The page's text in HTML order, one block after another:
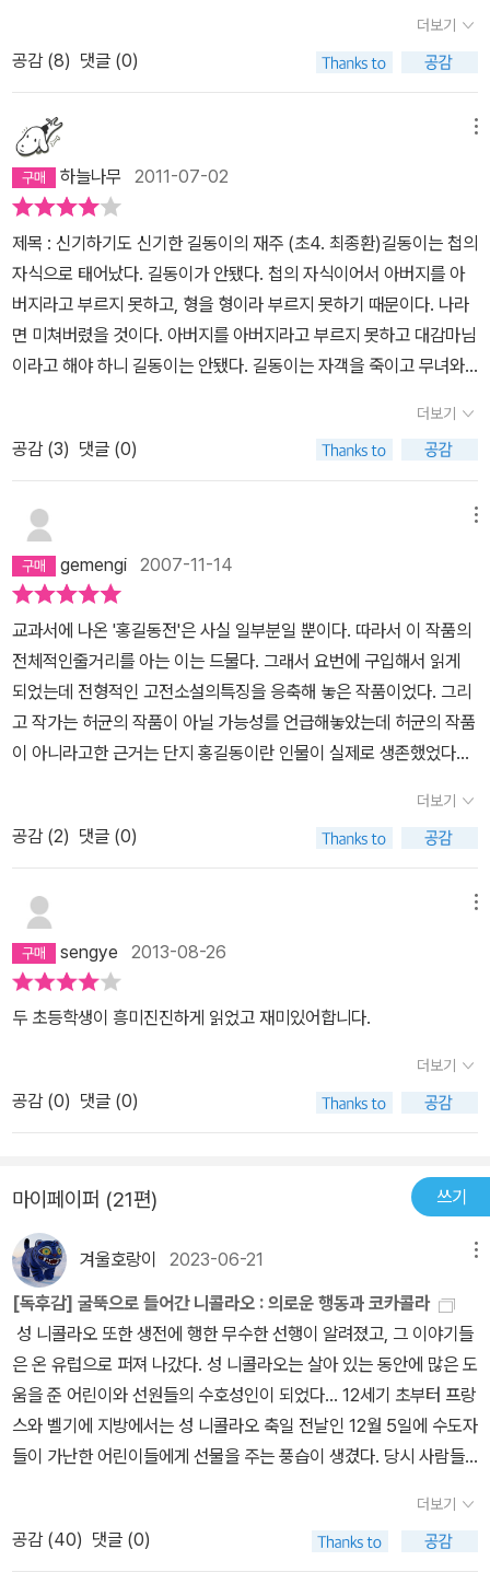
얻고 백성들의 마음까지 사로잡아 왕이 되어 나라를 다스려 태평성대
를 이룬 나라를 만들었지. 내가 너였다면 물론 훌륭한 일을 했을지도
만나 그들을 평정하여 활빈당-가난한 백성을 돕는 무리-을 결성하게
된다.나라의 부패한 정치가 있는 곳에 어김없이 나타나는 홍반장이
아닌 홍길동의 존재는 임금에게까지 닿고 임금은 그를 잡으려 하나
도술이 신의 경지에 이른 홍길동을 잡는 것은 불가능하였다. 홍길동
은 자신에게 벼슬을 주면 더 이상의 혼란을 피우지 않겠다고 당당히
말한다.그의 대담하고 범상치 않은 기운에 임금은 홍길동을 잡으라는
명을 거두고 홍길동의 또 다른 의지에 따라 조선 밖에서 새로운 삶을
살 수 있도록 쌀 천석을 내준다.홍길동은 중국남쪽을 둘러보던 중 율
도국이라는 섬이 좋은 땅임을 알아보지만 우선 그 옆의 제도에 터를
잡기 위해 임금으로부터 받은 쌀 천석을 싣고 활빈당들과 함께 제도
로 향한다. 그곳에서 율도국을 점령하기 위한 군사를 훈련시키던 중
홍길동은 망당산이라는 곳으로 액초를 캐러 나서는 데 거기서 요괴들
을 만나 한바탕 싸움을 벌인 다음 그곳에서 마침 요괴에게 잡혀온 두
처자들을 만나 그들을 부인으로 삼게 된다.군사의 힘을 길러온 홍길
마지막으로 율도왕과 대적하여 물리치고 율도국을 얻게 된다.그리고
나라이름을 안남국이라 칭하고 오래동안 태평성대를 이루고 살다가
아들에게 임금의 자리를 물려주고 산에서 두 부인과 밭을 일구고 약
초를 캐며 살다가 홀연히 세마리 학이 되어 승천한다.파란만장 홍길
동의 생애는 마감이 되었다. 하지만 그의 백성을 위한 뜻은 그 후로도
계속되어 안남국을 이끌었다고 한다.홍길동의 의로운 정신과 함께 이
야기의 근간이 되는 것은 효의 정신이다. 비록 첩의 자식으로 태어났
지만 아버지에 대한 효성은 지극하여 율도국을 치기 전 아버지가 돌
서러움을 받지 않도록 집을 떠나면서도 아버지에게 당부를 잊지 않는
아들의 모습을 지니고 있다. 조선왕조실록에 길동이라는 의적이 시대
를 거스르며 자주 등장한다고 하니 길동이라는 이름이 그 시대에 흔
한 이름이었을 것이라고는 하지만 이런 시대를 막론하는 홍길동의 의
로운 정신과 높은 기개가 21세기의 또 하나의 홍길동으로 살아있기를
바라는 마음이다. 둔갑술, 축지법 이런것으로 가려진 홍길동의 동화
적 모습보다는 그의 높은 기상과 깊은 효심을 아이가 이 책에서 발견
할 수 있다면 성공적인 책읽기가 될 것이다.
더보기
공감 (8) 댓글 (0)
하늘나무 2011-07-02
제목 : 신기하기도 신기한 길동이의 재주 (초4. 최종환)길동이는 첩의
자식으로 태어났다. 길동이가 안됐다. 첩의 자식이어서 아버지를 아
버지라고 부르지 못하고, 형을 형이라 부르지 못하기 때문이다. 나라
면 미쳐버렸을 것이다. 아버지를 아버지라고 부르지 못하고 대감마님
이라고 해야 하니 길동이는 안됐다. 길동이는 자객을 죽이고 무녀와
의 재주가 신기했다. 도적들을 먼저 도적소굴로 보내도 자신이 군사
들을 다 따돌리고 도적소굴에 제일 먼저 가다니 나도 길동이처럼 재
주가 있었으면 좋겠다. 재주가 있으면 집에도 빨리 갈 수도 있고 내가
원하는 대로 재주를 부릴 수 있기 때문이다. 또 포도대장 나리를 속여
저승처럼 꾸몄다. 나 같으면 너무 무서워 자수를 했을 것이다. 하지만
어른을 시험하다니 참 홍길동은 용감하다. 홍길동은 8개의 허수아비
로 임금님을 속이고 아버지까지 속일 수 있으니 재주가 아주 뛰어나
다. 홍길동은 참 좋겠다. 재주로 사람을 속일 수 있으니까 사람들이 놀
라기 때문이다. 홍길동은 진짜 남다르다. 나도 홍길동처럼 재주나 도
술을 부렸으면 좋겠다. 하지만 택도 없는 일이다. 게다가 죽지도 않다
니·······. 정말 부럽다. 사람은 누구나 죽지만 홍길동은 그냥 하늘로 올
라가다니 진짜 남부러울 일이 없는 영웅이다. 나도 죽지 않고 하늘로
올라갔으면 좋겠다. 하늘로 올라가면 영원히 하늘에서 계속 살 수 있
기 때문이다. 태평성대를 이루고 더 이상 전쟁이 없게 만드니 정말이
럼 살았으니 사람인가? 나도 반은 사람, 반은 신이었으면 좋겠다. 반
은 인간이고 반은 신이니까 항상 인간으로 살다가 죽어도 안 죽기 때
문이다.
더보기
공감 (3) 댓글 (0)
gemengi 2007-11-14
교과서에 나온 '홍길동전'은 사실 일부분일 뿐이다. 따라서 이 작품의
전체적인줄거리를 아는 이는 드물다. 그래서 요번에 구입해서 읽게
되었는데 전형적인 고전소설의특징을 응축해 놓은 작품이었다. 그리
고 작가는 허균의 작품이 아닐 가능성를 언급해놓았는데 허균의 작품
이 아니라고한 근거는 단지 홍길동이란 인물이 실제로 생존했었다는
전을 지어 중국의 수호지와 비교했다’라는기록은 무엇인가? 택당 이
식이 거짓을 쓸 이유가 없지 않는가!홍길동전의 전체 내용을 읽어보
면 허균의 생전에 가졌던 사상과 거의 일치한다.허균이 역모죄로 능
지처참을 당한 뒤 그가 쓴 글들이 모조리 불태워졌기 때문에그가 쓴
것이라볼 수 있다. 허균의 시대를 앞서나갔던 바람직한 생각이 고스
란히 담겨 있는 책이었다.
더보기
공감 (2) 댓글 (0)
sengye 2013-08-26
두 초등학생이 흥미진진하게 읽었고 재미있어합니다.
더보기
공감 (0) 댓글 (0)
마이페이퍼 (21편) 쓰기
겨울호랑이 2023-06-21
[독후감] 굴뚝으로 들어간 니콜라오 : 의로운 행동과 코카콜라
성 니콜라오 또한 생전에 행한 무수한 선행이 알려졌고, 그 이야기들
은 온 유럽으로 퍼져 나갔다. 성 니콜라오는 살아 있는 동안에 많은 도
움을 준 어린이와 선원들의 수호성인이 되었다... 12세기 초부터 프랑
스와 벨기에 지방에서는 성 니콜라오 축일 전날인 12월 5일에 수도자
들이 가난한 어린이들에게 선물을 주는 풍습이 생겼다. 당시 사람들
간다고 아이들에게 이야기했다... 그렇게 유럽의 많은 사람에게 사랑
을 받은 성 니콜라오의 라틴어 이름은 '상투스 니콜라우스(Sanctus
Nicolaus)'인데, 네덜란드 사람들은 '신터 클레스(Sinter Claes)'라
더보기
공감 (40) 댓글 (0)